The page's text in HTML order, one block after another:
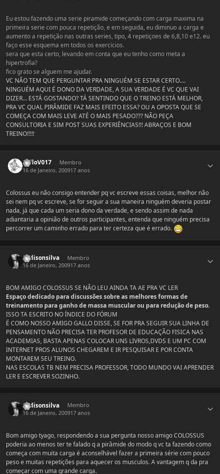
Eu estou fazendo uma serie piramide começando com carga maxima na
primeira serie com pouca repetição, e em seguida, eu diminuo a carga e
aumento a repetição nas outras series, tipo, 4 repetiçoes de 6,8,10 e12. eu
faço esse esquema em todos os exercicios.
sera que esta certo, levando em conta que eu tenho como meta a
hipertrofia?
fico grato se alguem me ajudar.
VC NÃO TEM QUE PERGUNTAR PRA NINGUÉM SE ESTAR CERTO....
NINGUÉM AQUI É DONO DA VERDADE, A SUA VERDADE É VC QUE VAI
DIZER... ESTÁ GOSTANDO? TÁ SENTINDO QUE O TREINO ESTÁ MELHOR,
PRA VC QUAL PIRÂMIDE FAZ MAIS EFEITO ESSA? OU A OPOSTA QUE SE
COMEÇA COM MAIS LEVE ATÉ O MAIS PESADO??? NÃO PEÇA
CONSULTORIA E SIM POST SUAS EXPERIÊNCIAS!!! ABRAÇOS E BOM
TREINO!!!!!
galloV017
Membro
16 de Janeiro, 200917 anos
Colossus eu não consigo entender pq vc escreve essas coisas, melhor não
sei nem pq vc escreve, se for seguir a sua maneira ninguém deveria postar
nada, já que cada um seria dono da verdade, e sendo assim de nada
adiantaria a opinião de outros participantes, entenda que ninguém precisa
percorrer um caminho errado para ter certeza que é errado.
kadisonsilva
Membro
16 de Janeiro, 200917 anos
BOM AMIGO COLOSSUS SE NÃO LEU AINDA TA AE PRA VC LER
Espaço dedicado para discussões sobre as melhores formas de
treinamento para ganho de massa muscular ou para redução de peso.
ISSO TA ESCRITO NO ÍNDICE DO FÓRUM
É COMO NOSSO AMIGO GALLO DISSE, SE FOR PRA SEGUIR SUA LINHA DE
PENSAMENTO NÃO PRECISA TER PROFESOR DE EDUCAÇÃO FISICA NAS
ACADEMIAS, BASTA APENAS COLOCAR UNS LIVROS,DVDS E UM PC COM
INTERNET PROS ALUNOS CHEGAREM E IR PESQUISAR E POR CONTA
MONTAREM SEU TREINO.
NAS ESCOLAS TB NEM PRECISA PROFESSOR, TODO MUNDO VAI APRENDER
LER E ESCREVER SOZINHO.
kadisonsilva
Membro
16 de Janeiro, 200917 anos
Bom amigo tyago, respondendo a sua pergunta nosso amigo COLOSSUS
poderia ao menos ter te falado q a pirâmide do modo q vc ta fazendo como
começa com muita carga é aconselhável fazer a primeira série com pouco
peso e muitas repetições para aquecer os musculos. A vantagem q da pra
começar com uma grande carga.